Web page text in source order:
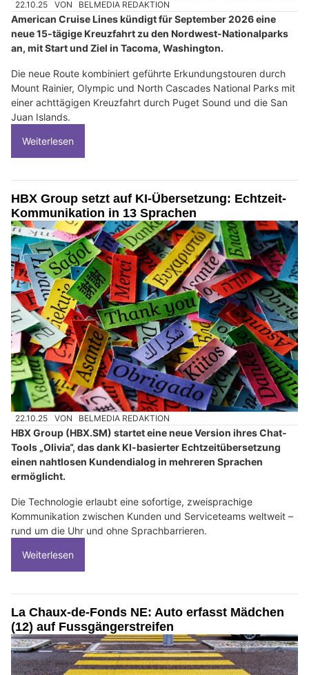
22.10.25 VON BELMEDIA REDAKTION
American Cruise Lines kündigt für September 2026 eine
neue 15-tägige Kreuzfahrt zu den Nordwest-Nationalparks
an, mit Start und Ziel in Tacoma, Washington.
Die neue Route kombiniert geführte Erkundungstouren durch
Mount Rainier, Olympic und North Cascades National Parks mit
einer achttägigen Kreuzfahrt durch Puget Sound und die San
Juan Islands.
Weiterlesen
HBX Group setzt auf KI-Übersetzung: Echtzeit-
Kommunikation in 13 Sprachen
22.10.25 VON BELMEDIA REDAKTION
HBX Group (HBX.SM) startet eine neue Version ihres Chat-
Tools „Olivia“, das dank KI-basierter Echtzeitübersetzung
einen nahtlosen Kundendialog in mehreren Sprachen
ermöglicht.
Die Technologie erlaubt eine sofortige, zweisprachige
Kommunikation zwischen Kunden und Serviceteams weltweit –
rund um die Uhr und ohne Sprachbarrieren.
Weiterlesen
La Chaux-de-Fonds NE: Auto erfasst Mädchen
(12) auf Fussgängerstreifen